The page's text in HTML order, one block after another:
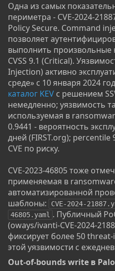
Одна из самых
периметра - CVE-2024-
Policy Secure. Command
позволяет
выполнить произвольные
CVSS 9.1 (Critical).
Injection) активно
среде» с 10 января 2024
каталог KEV с решением
немедленно; уязвимость
используемая в
0.9441 - вероятность
дней (FIRST.org); percentile
CVE по риску.
CVE-2023-46805 тоже
применяемая в
автоматизированной
шаблоны:
CVE-2024-
46805.yaml . Публичный
(oways/ivanti-CVE-2024-
фиксирует более 50
этой уязвимости с
Out-of-bounds write в Palo